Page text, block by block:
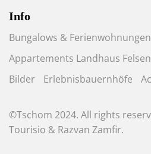
Info
Bungalows & Ferienwohnungen
Appartements Landhaus
Bilder
Erlebnisbauernhöfe
©Tschom 2024. All rights
Tourisio & Razvan Zamfir.